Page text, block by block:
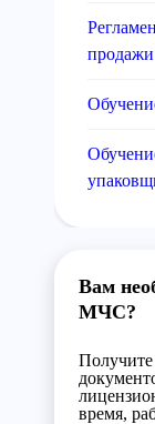
Вам
МЧС?
время,